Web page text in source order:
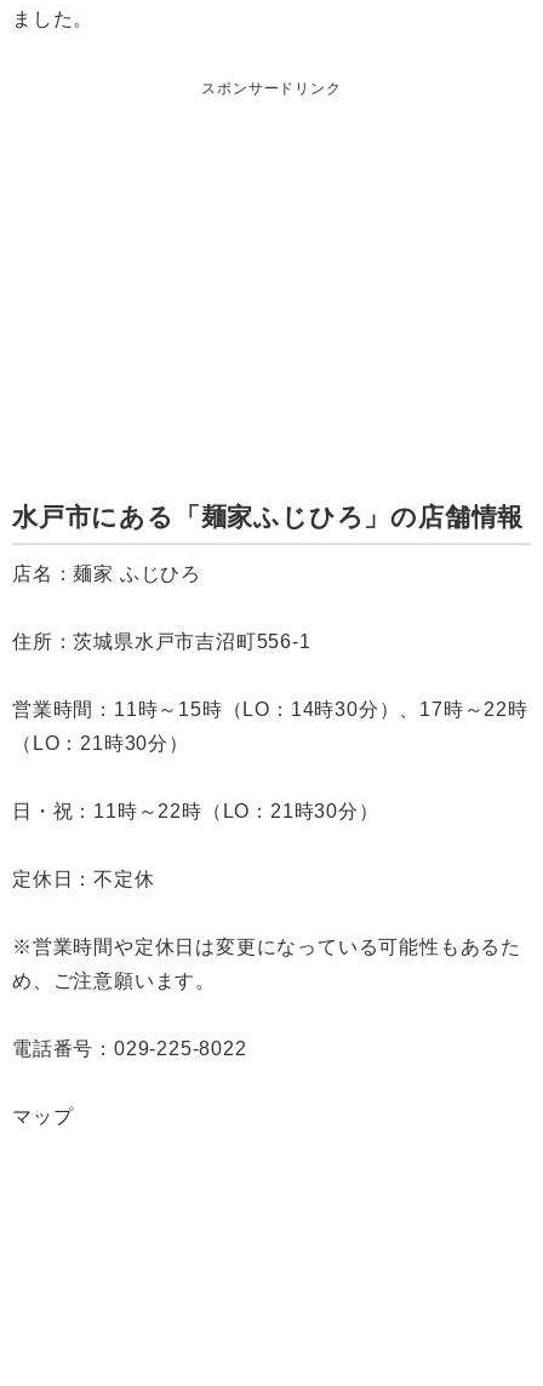
ました。
スポンサードリンク
水戸市にある「麺家ふじひろ」の店舗情報
店名：麺家 ふじひろ
住所：茨城県水戸市吉沼町556-1
営業時間：11時～15時（LO：14時30分）、17時～22時
（LO：21時30分）
日・祝：11時～22時（LO：21時30分）
定休日：不定休
※営業時間や定休日は変更になっている可能性もあるた
め、ご注意願います。
電話番号：029-225-8022
マップ